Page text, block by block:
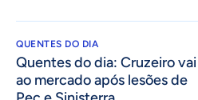
QUENTES DO DIA
Quentes do dia: Cruzeiro vai
ao mercado após lesões de